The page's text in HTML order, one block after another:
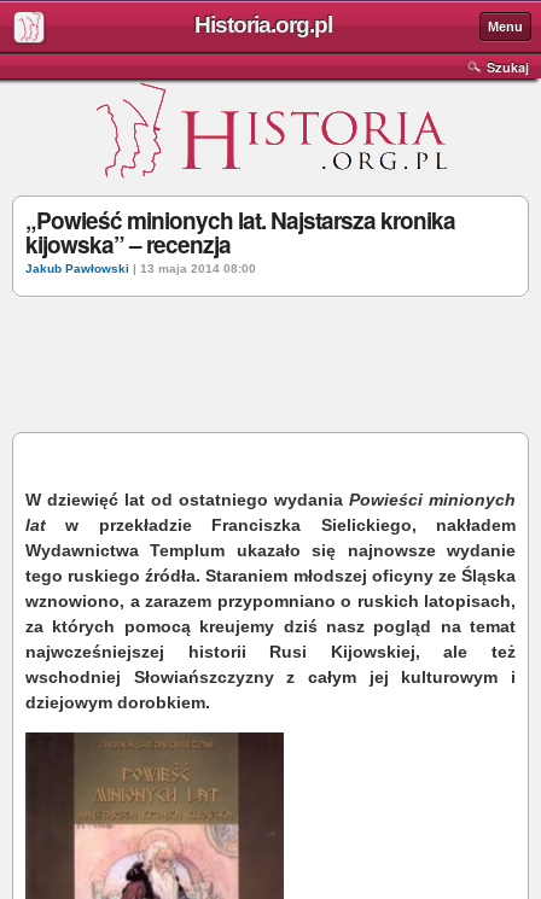
Historia.org.pl Menu
Szukaj
„Powieść minionych lat. Najstarsza kronika
kijowska” – recenzja
Jakub Pawłowski | 13 maja 2014 08:00
W dziewięć lat od ostatniego wydania Powieści minionych
lat w przekładzie Franciszka Sielickiego, nakładem
Wydawnictwa Templum ukazało się najnowsze wydanie
tego ruskiego źródła. Staraniem młodszej oficyny ze Śląska
wznowiono, a zarazem przypomniano o ruskich latopisach,
za których pomocą kreujemy dziś nasz pogląd na temat
najwcześniejszej historii Rusi Kijowskiej, ale też
wschodniej Słowiańszczyzny z całym jej kulturowym i
dziejowym dorobkiem.